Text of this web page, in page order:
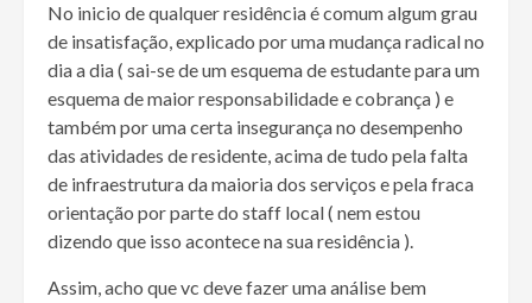
No inicio de qualquer residência é comum algum grau
de insatisfação, explicado por uma mudança radical no
dia a dia ( sai-se de um esquema de estudante para um
esquema de maior responsabilidade e cobrança ) e
também por uma certa insegurança no desempenho
das atividades de residente, acima de tudo pela falta
de infraestrutura da maioria dos serviços e pela fraca
orientação por parte do staff local ( nem estou
dizendo que isso acontece na sua residência ).
Assim, acho que vc deve fazer uma análise bem